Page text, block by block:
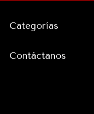
Categorías
Contáctanos